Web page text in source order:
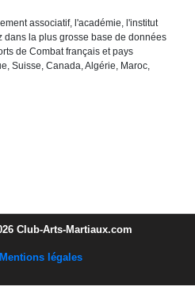
associatif, l'académie, l'institut
dans la plus grosse base de données
de Combat français et pays
Suisse, Canada, Algérie, Maroc,
Club-Arts-Martiaux.com
légales